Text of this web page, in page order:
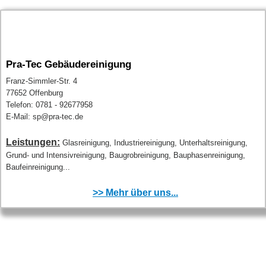
Pra-Tec Gebäudereinigung
Franz-Simmler-Str. 4
77652 Offenburg
Telefon: 0781 - 92677958
E-Mail: sp@pra-tec.de
Leistungen: Glasreinigung, Industriereinigung, Unterhaltsreinigung,
Grund- und Intensivreinigung, Baugrobreinigung, Bauphasenreinigung,
Baufeinreinigung...
>> Mehr über uns...